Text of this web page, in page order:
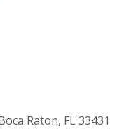
Raton, FL 33431